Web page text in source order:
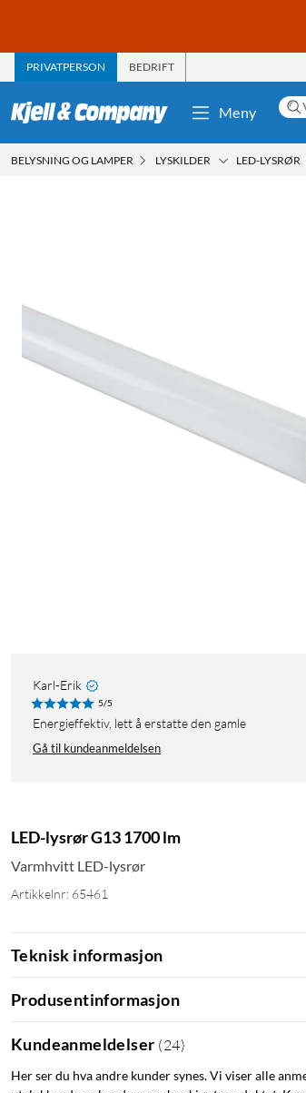
PRIVATPERSON BEDRIFT
Meny
BELYSNING OG LAMPER LYSKILDER LED-LYSRØR
Karl-Erik
5/5
Energieffektiv, lett å erstatte den gamle
Gå til kundeanmeldelsen
LED-lysrør G13 1700 lm
Varmhvitt LED-lysrør
Artikkelnr: 65461
Teknisk informasjon
Produsentinformasjon
Kundeanmeldelser (24)
Her ser du hva andre kunder synes. Vi viser alle